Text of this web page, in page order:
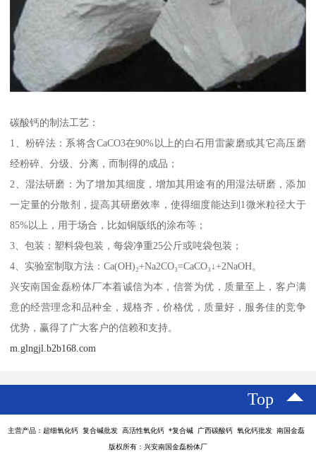
碳酸钙的制法工艺：
1、粉碎法：系将含CaCO3在90%以上的白石用雷蒙磨或其它高压磨
经粉碎、分级、分离，而制得的成品；
2、湿法研磨：为了增加其细度，增加其用途有的用湿法研磨，添加
一定量的分散剂，提高其研磨效率，使得细度能达到1微米粒径大于
85%以上，用于场合，比如铜版纸的涂布等；
3、包装：塑料袋包装，每袋净重25公斤或吨袋包装；
4、实验室制取方法：Ca(OH)₂+Na2CO₃=CaCO₃↓+2NaOH。
兴安南国金磊粉体厂本着诚信为本，信誉为优，质量至上，客户满
意的经营理念和品种全，规格齐，价格优，质量好，服务佳的竞争
优势，赢得了广大客户的信赖和支持。
m.glngjl.b2b168.com
Top
主营产品：超细氧化钙 复合碱批发 高活性氧化钙 *复合碱 广西碳酸钙 氧化钙批发 南国金磊
版权所有：兴安南国金磊粉体厂